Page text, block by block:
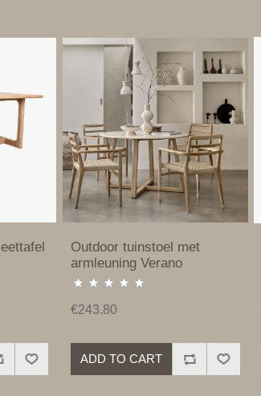
Outdoor tuinstoel met
armleuning Verano
€243.80
ADD TO CART